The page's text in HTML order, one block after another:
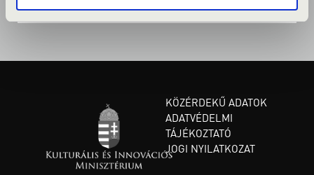
KÖZÉRDEKŰ ADATOK
ADATVÉDELMI
TÁJÉKOZTATÓ
JOGI NYILATKOZAT